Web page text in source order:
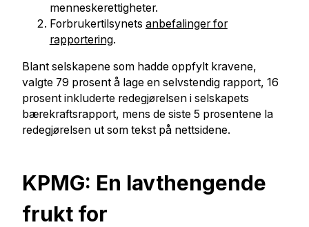
menneskerettigheter.
Forbrukertilsynets anbefalinger for
rapportering.
Blant selskapene som hadde oppfylt kravene,
valgte 79 prosent å lage en selvstendig rapport, 16
prosent inkluderte redegjørelsen i selskapets
bærekraftsrapport, mens de siste 5 prosentene la
redegjørelsen ut som tekst på nettsidene.
KPMG: En lavthengende
frukt for